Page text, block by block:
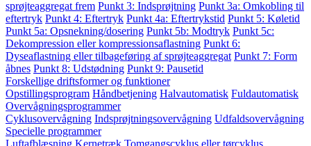
sprøjteaggregat frem Punkt 3: Indsprøjtning Punkt 3a: Omkobling til
eftertryk Punkt 4: Eftertryk Punkt 4a: Eftertrykstid Punkt 5: Køletid
Punkt 5a: Opsnekning/dosering Punkt 5b: Modtryk Punkt 5c:
Dekompression eller kompressionsaflastning Punkt 6:
Dyseaflastning eller tilbageføring af sprøjteaggregat Punkt 7: Form
åbnes Punkt 8: Udstødning Punkt 9: Pausetid
Forskellige driftsformer og funktioner
Opstillingsprogram Håndbetjening Halvautomatisk Fuldautomatisk
Overvågningsprogrammer
Cyklusovervågning Indsprøjtningsovervågning Udfaldsovervågning
Specielle programmer
Luftafblæsning Kernetræk Tomgangscyklus eller tørcyklus